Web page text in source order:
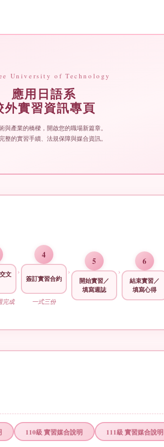
University of Technology
應用日語系
外實習資訊專頁
與產業的橋樑，開啟您的職場新篇章。
整的實習手續、法規保障與媒合資訊。
文
完成
›
4
簽訂實習合約
一式三份
›
5
開始實習／
填寫週誌
›
6
結束實習／
填寫心得
110級 實習媒合說明
111級 實習媒合說明